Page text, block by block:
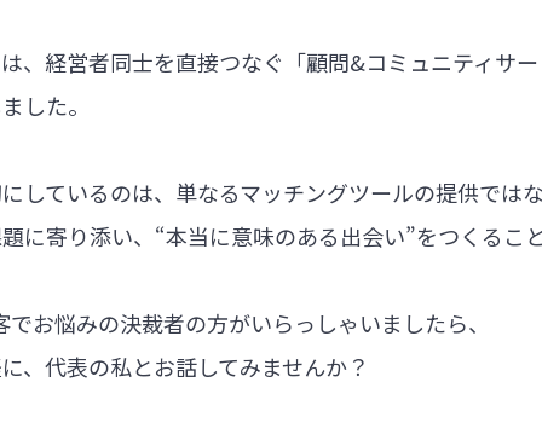
、経営者同士を直接つなぐ「顧問&コミュニティサ
した。
しているのは、単なるマッチングツールの提供では
に寄り添い、“本当に意味のある出会い”をつくるこ
お悩みの決裁者の方がいらっしゃいましたら、
、代表の私とお話してみませんか？